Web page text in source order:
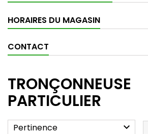
HORAIRES DU MAGASIN
CONTACT
TRONÇONNEUSE
PARTICULIER
Pertinence 